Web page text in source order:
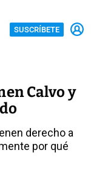
SUSCRÍBETE
Calvo y
derecho a
por qué